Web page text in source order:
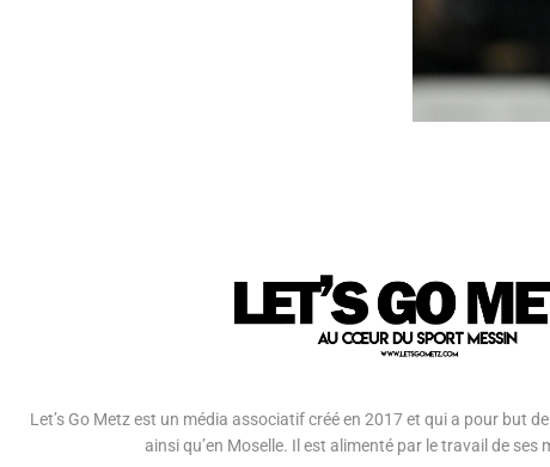
Let’s Go Metz est un média associatif créé en 2017 et qui a pour but
ainsi qu’en Moselle. Il est alimenté par le travail de ses